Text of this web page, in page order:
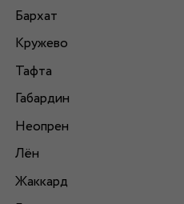
Бархат
Кружево
Тафта
Габардин
Неопрен
Лён
Жаккард